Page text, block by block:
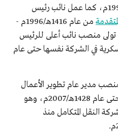
الفترة 1412هـ/1992م - 1416هـ/1996م، كما عمل نائب رئيس
من عام 1416هـ/1996م -
نفسه تولى منصب نائب أعلى للرئيس
في الشركة نفسها حتى عام
عام 1425هـ/2004م منصب مدير عام تطوير الأعمال
ضمن مجموعة شركات المهيدب حتى عام 1428هـ/2007م، وهو
النقل المتكامل منذ